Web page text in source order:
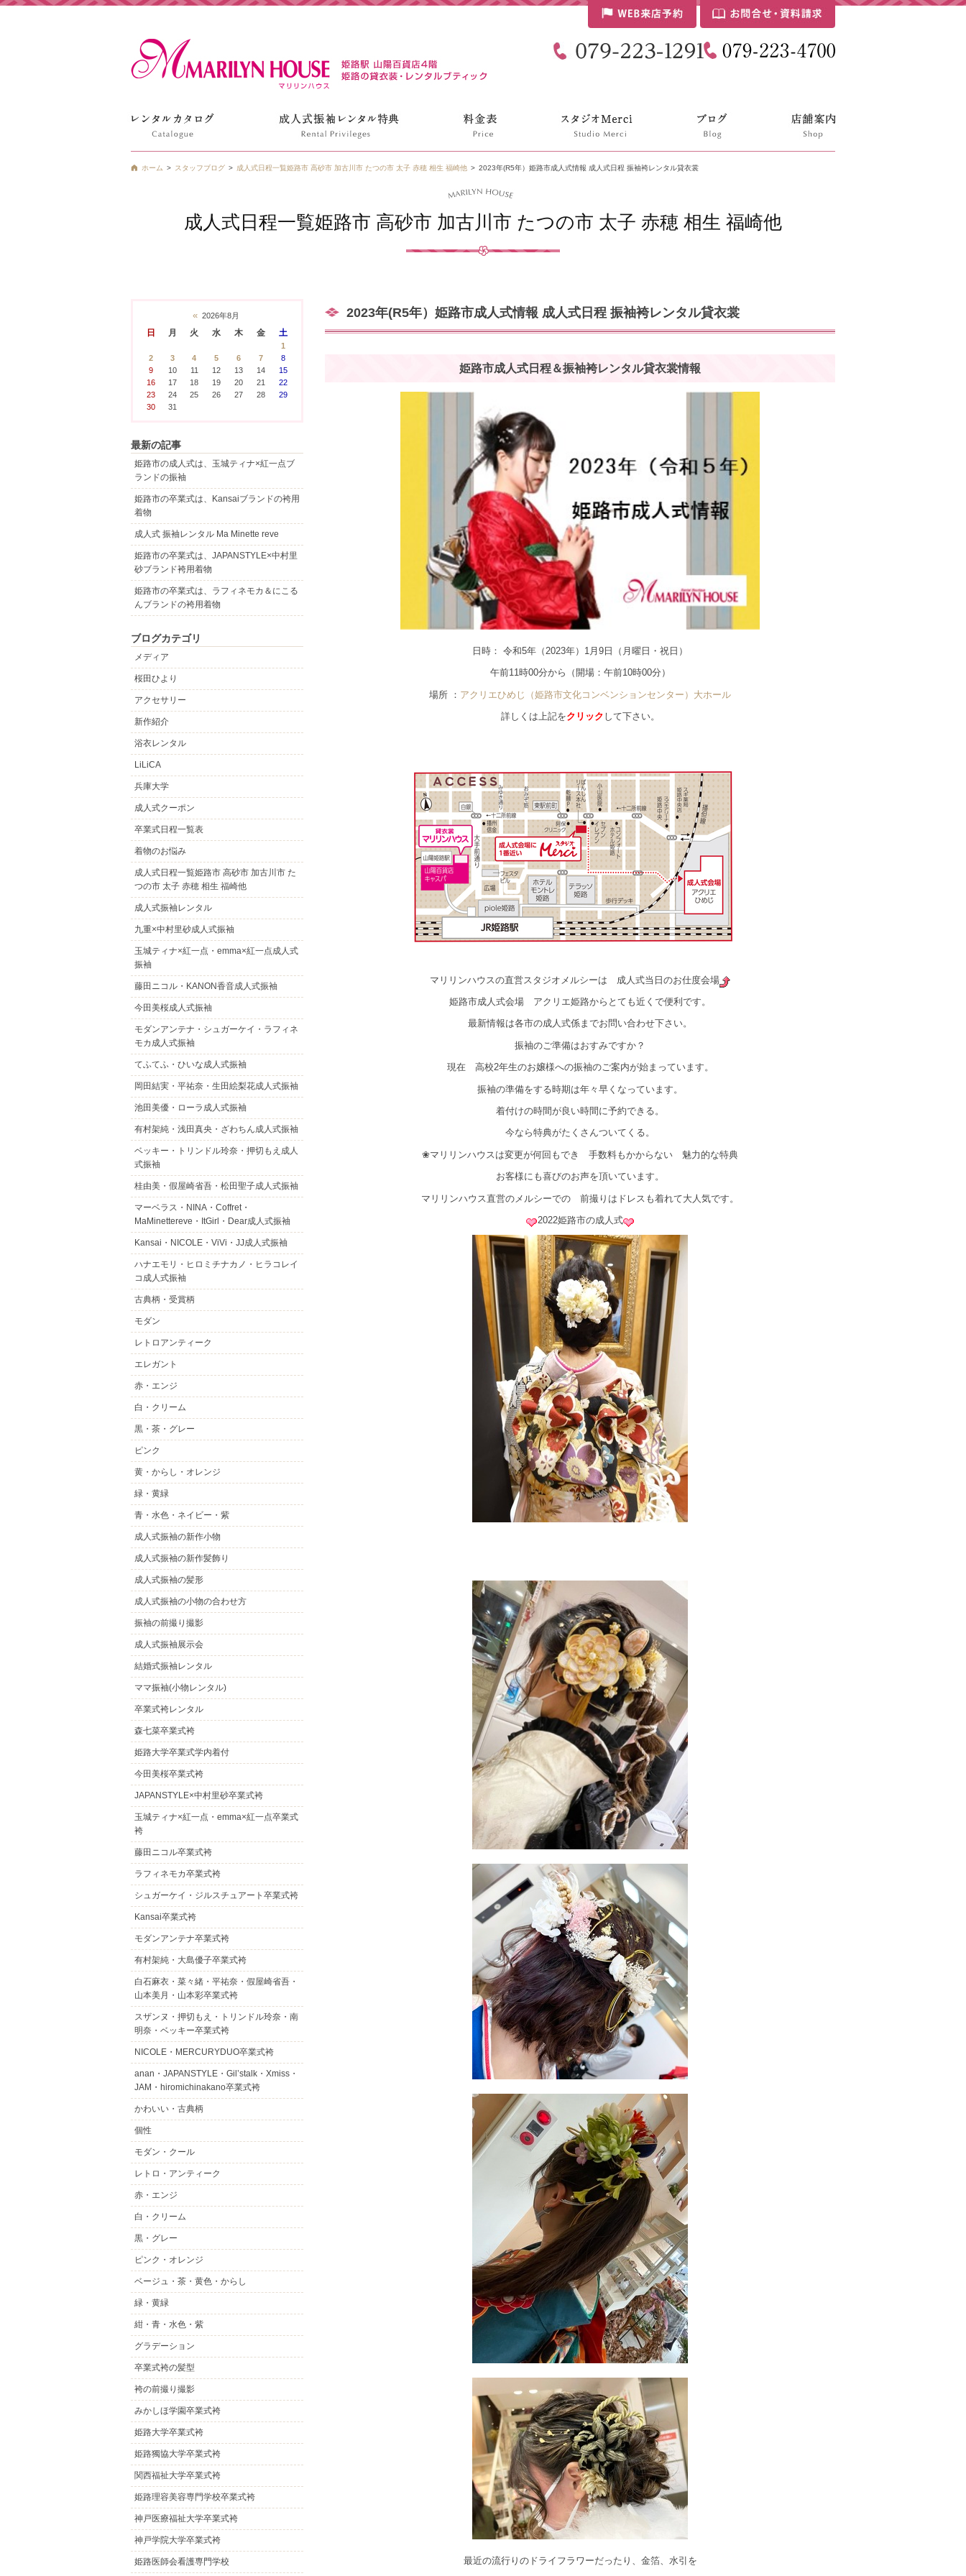
ホーム スタッフブログ 成人式日程一覧姫路市 高砂市 加古川市 たつの市 太子 赤穂 相生 福崎他 2023年(R5年）姫路市成人式情報 成人式日程 振袖袴レンタル貸衣裳
成人式日程一覧姫路市 高砂市 加古川市 たつの市 太子 赤穂 相生 福崎他
2023年(R5年）姫路市成人式情報 成人式日程 振袖袴レンタル貸衣裳
姫路市成人式日程＆振袖袴レンタル貸衣裳情報
日時： 令和5年（2023年）1月9日（月曜日・祝日）
午前11時00分から（開場：午前10時00分）
場所 ： アクリエひめじ（姫路市文化コンベンションセンター）大ホール
詳しくは上記をクリック して下さい。
マリリンハウスの直営スタジオメルシーは 成人式当日のお仕度会場
姫路市成人式会場 アクリエ姫路からとても近くで便利です。
最新情報は各市の成人式係までお問い合わせ下さい。
振袖のご準備はおすみですか？
現在 高校2年生のお嬢様への振袖のご案内が始まっています。
振袖の準備をする時期は年々早くなっています。
着付けの時間が良い時間に予約できる。
今なら特典がたくさんついてくる。
❀マリリンハウスは変更が何回もでき 手数料もかからない 魅力的な特典
お客様にも喜びのお声を頂いています。
マリリンハウス直営のメルシーでの 前撮りはドレスも着れて大人気です。
2022姫路市の成人式
最近の流行りのドライフラワーだったり、金箔、水引を
« 2026年8月
日 月 火 水 木 金 土
1
2
3 4 5 6 7
8
9
10 11 12 13 14
15
16
17 18 19 20 21
22
23
24 25 26 27 28
29
30
31
最新の記事
姫路市の成人式は、玉城ティナ×紅一点ブ
ランドの振袖
姫路市の卒業式は、Kansaiブランドの袴用
着物
成人式 振袖レンタル Ma Minette reve
姫路市の卒業式は、JAPANSTYLE×中村里
砂ブランド袴用着物
姫路市の卒業式は、ラフィネモカ＆にこる
んブランドの袴用着物
ブログカテゴリ
メディア
桜田ひより
アクセサリー
新作紹介
浴衣レンタル
LiLiCA
兵庫大学
成人式クーポン
卒業式日程一覧表
着物のお悩み
成人式日程一覧姫路市 高砂市 加古川市 た
つの市 太子 赤穂 相生 福崎他
成人式振袖レンタル
九重×中村里砂成人式振袖
玉城ティナ×紅一点・emma×紅一点成人式
振袖
藤田ニコル・KANON香音成人式振袖
今田美桜成人式振袖
モダンアンテナ・シュガーケイ・ラフィネ
モカ成人式振袖
てふてふ・ひいな成人式振袖
岡田結実・平祐奈・生田絵梨花成人式振袖
池田美優・ローラ成人式振袖
有村架純・浅田真央・ざわちん成人式振袖
ベッキー・トリンドル玲奈・押切もえ成人
式振袖
桂由美・假屋崎省吾・松田聖子成人式振袖
マーベラス・NINA・Coffret・
MaMinettereve・ItGirl・Dear成人式振袖
Kansai・NICOLE・ViVi・JJ成人式振袖
ハナエモリ・ヒロミチナカノ・ヒラコレイ
コ成人式振袖
古典柄・受賞柄
モダン
レトロアンティーク
エレガント
赤・エンジ
白・クリーム
黒・茶・グレー
ピンク
黄・からし・オレンジ
緑・黄緑
青・水色・ネイビー・紫
成人式振袖の新作小物
成人式振袖の新作髪飾り
成人式振袖の髪形
成人式振袖の小物の合わせ方
振袖の前撮り撮影
成人式振袖展示会
結婚式振袖レンタル
ママ振袖(小物レンタル)
卒業式袴レンタル
森七菜卒業式袴
姫路大学卒業式学内着付
今田美桜卒業式袴
JAPANSTYLE×中村里砂卒業式袴
玉城ティナ×紅一点・emma×紅一点卒業式
袴
藤田ニコル卒業式袴
ラフィネモカ卒業式袴
シュガーケイ・ジルスチュアート卒業式袴
Kansai卒業式袴
モダンアンテナ卒業式袴
有村架純・大島優子卒業式袴
白石麻衣・菜々緒・平祐奈・假屋崎省吾・
山本美月・山本彩卒業式袴
スザンヌ・押切もえ・トリンドル玲奈・南
明奈・ベッキー卒業式袴
NICOLE・MERCURYDUO卒業式袴
anan・JAPANSTYLE・Gil’stalk・Xmiss・
JAM・hiromichinakano卒業式袴
かわいい・古典柄
個性
モダン・クール
レトロ・アンティーク
赤・エンジ
白・クリーム
黒・グレー
ピンク・オレンジ
ベージュ・茶・黄色・からし
緑・黄緑
紺・青・水色・紫
グラデーション
卒業式袴の髪型
袴の前撮り撮影
みかしほ学園卒業式袴
姫路大学卒業式袴
姫路獨協大学卒業式袴
関西福祉大学卒業式袴
姫路理容美容専門学校卒業式袴
神戸医療福祉大学卒業式袴
神戸学院大学卒業式袴
姫路医師会看護専門学校